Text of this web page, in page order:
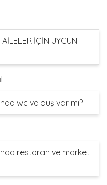
İÇİN UYGUN
wc ve duş var mı?
restoran ve market